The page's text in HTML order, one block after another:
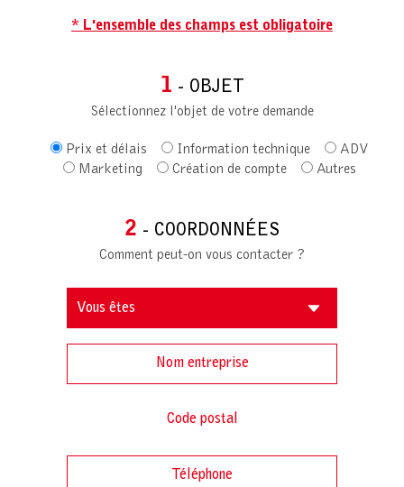
* L'ensemble des champs est obligatoire
1 - OBJET
Sélectionnez l'objet de votre demande
Prix et délais Information technique
ADV
Marketing
Création de compte Autres
2 - COORDONNÉES
Comment peut-on vous contacter ?